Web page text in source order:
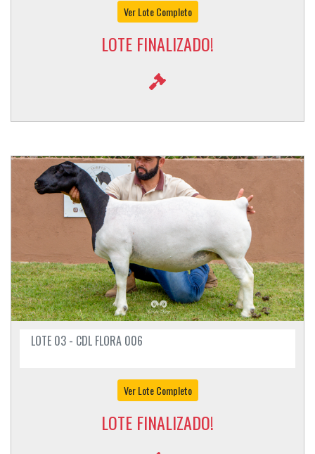
Ver Lote Completo
LOTE FINALIZADO!
LOTE 03 - CDL FLORA 006
Ver Lote Completo
LOTE FINALIZADO!